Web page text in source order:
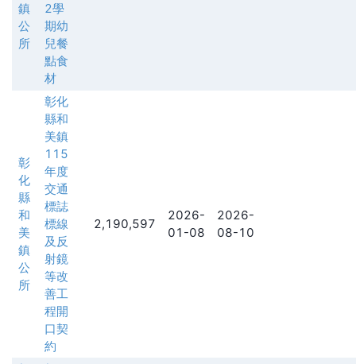
鎮
公
所
2學
期幼
兒餐
點食
材
彰
化
縣
和
美
鎮
公
所
彰化
縣和
美鎮
115
年度
交通
標誌
標線
及反
射鏡
等改
善工
程開
口契
約
2,190,597
2026-
01-08
2026-
08-10